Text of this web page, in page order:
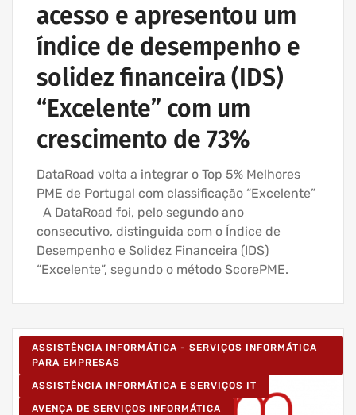
acesso e apresentou um
índice de desempenho e
solidez financeira (IDS)
“Excelente” com um
crescimento de 73%
DataRoad volta a integrar o Top 5% Melhores
PME de Portugal com classificação “Excelente”
A DataRoad foi, pelo segundo ano
consecutivo, distinguida com o Índice de
Desempenho e Solidez Financeira (IDS)
“Excelente”, segundo o método ScorePME.
ASSISTÊNCIA INFORMÁTICA - SERVIÇOS INFORMÁTICA
PARA EMPRESAS
ASSISTÊNCIA INFORMÁTICA E SERVIÇOS IT
AVENÇA DE SERVIÇOS INFORMÁTICA